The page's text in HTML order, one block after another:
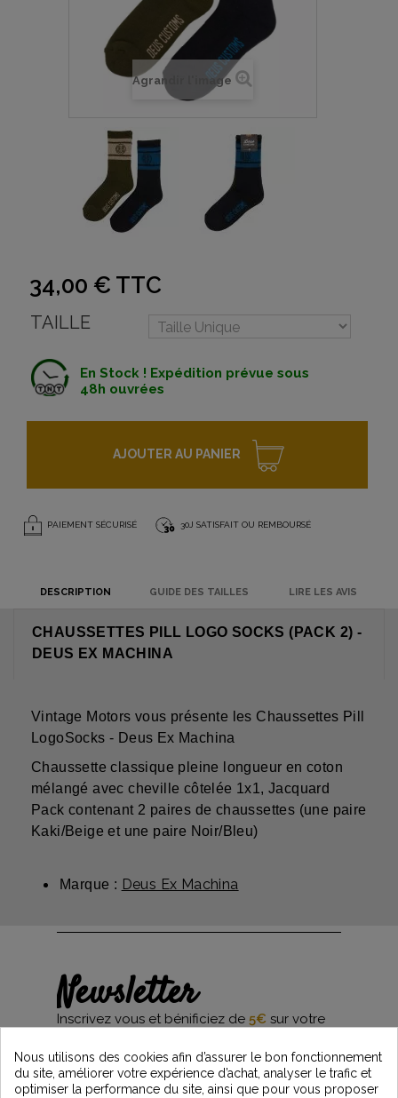
Agrandir l'image
34,00 € TTC
TAILLE
En Stock ! Expédition prévue sous
48h ouvrées
AJOUTER AU PANIER
PAIEMENT SÉCURISÉ 30J SATISFAIT OU REMBOURSÉ
DESCRIPTION GUIDE DES TAILLES LIRE LES AVIS
CHAUSSETTES PILL LOGO SOCKS (PACK 2) -
DEUS EX MACHINA
Vintage Motors vous présente les Chaussettes Pill
LogoSocks - Deus Ex Machina
Chaussette classique pleine longueur en coton
mélangé avec cheville côtelée 1x1, Jacquard
Pack contenant 2 paires de chaussettes (une paire
Kaki/Beige et une paire Noir/Bleu)
Marque : Deus Ex Machina
Newsletter
Inscrivez vous et bénificiez de 5€ sur votre
et restez informés des dernières nouveautés
Vintage Motors
Nous utilisons des cookies afin d’assurer le bon fonctionnement
du site, améliorer votre expérience d’achat, analyser le trafic et
optimiser la performance du site, ainsi que pour vous proposer